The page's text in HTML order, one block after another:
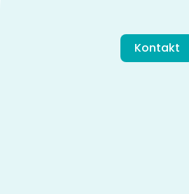
Kontakt